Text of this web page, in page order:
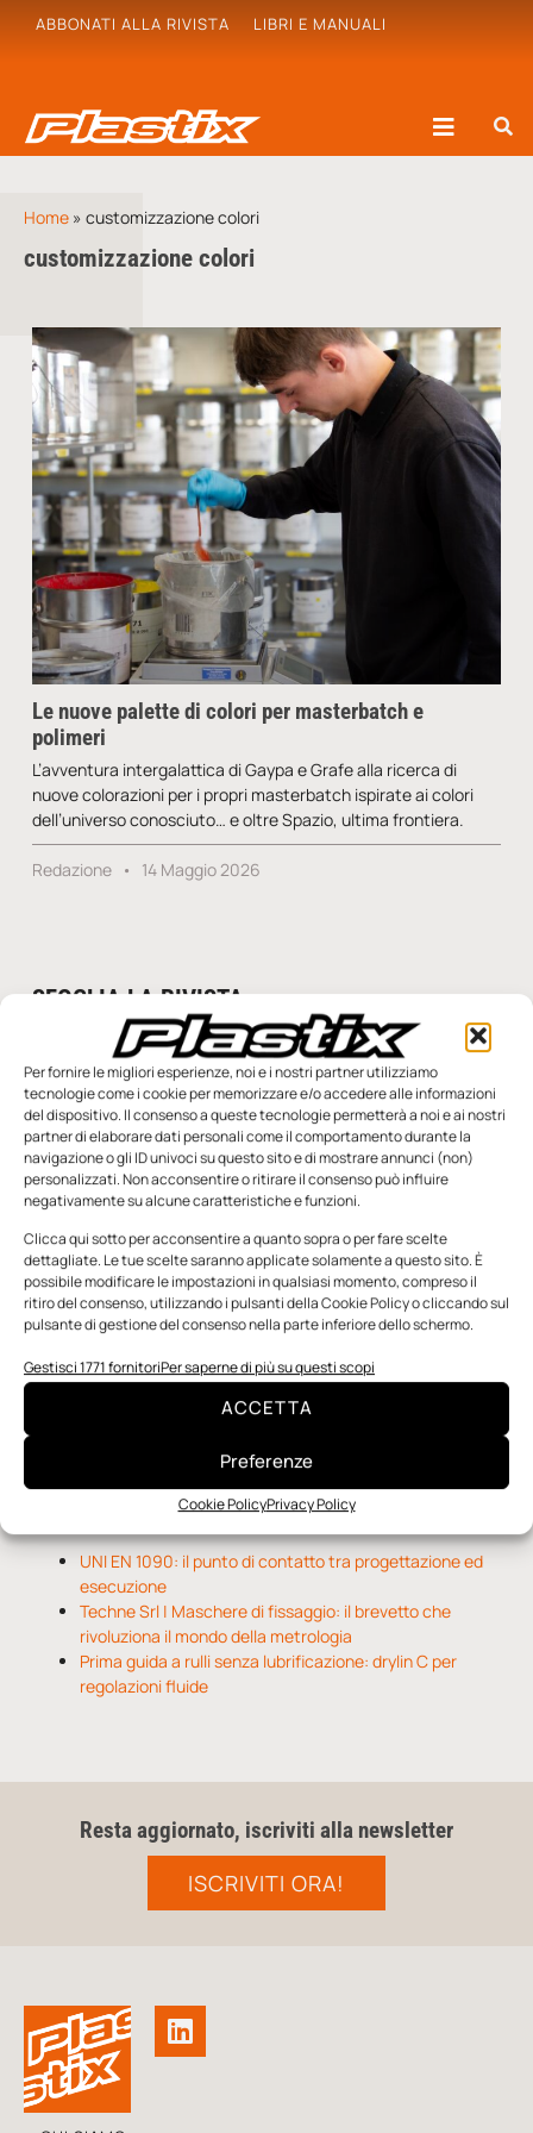
Per fornire le migliori esperienze, noi e i nostri partner utilizziamo
tecnologie come i cookie per memorizzare e/o accedere alle informazioni
del dispositivo. Il consenso a queste tecnologie permetterà a noi e ai nostri
partner di elaborare dati personali come il comportamento durante la
navigazione o gli ID univoci su questo sito e di mostrare annunci (non)
personalizzati. Non acconsentire o ritirare il consenso può influire
negativamente su alcune caratteristiche e funzioni.
Clicca qui sotto per acconsentire a quanto sopra o per fare scelte
dettagliate. Le tue scelte saranno applicate solamente a questo sito. È
possibile modificare le impostazioni in qualsiasi momento, compreso il
ritiro del consenso, utilizzando i pulsanti della Cookie Policy o cliccando sul
pulsante di gestione del consenso nella parte inferiore dello schermo.
Gestisci 1771 fornitoriPer saperne di più su questi scopi
ACCETTA
Preferenze
Cookie PolicyPrivacy Policy
ABBONATI ALLA RIVISTA LIBRI E MANUALI
Home » customizzazione colori
customizzazione colori
Le nuove palette di colori per masterbatch e
polimeri
L’avventura intergalattica di Gaypa e Grafe alla ricerca di
nuove colorazioni per i propri masterbatch ispirate ai colori
dell’universo conosciuto… e oltre Spazio, ultima frontiera.
Redazione 14 Maggio 2026
SFOGLIA LA RIVISTA
n.5 - Giugno 2026 n.4 - Maggio 2026 n.3 - Aprile 2026
Edicola Web
Applicazioni della fluidodinamica computazionale (CFD)
Notizie da Il Progettista Industriale
UNI EN 1090: il punto di contatto tra progettazione ed
esecuzione
Techne Srl | Maschere di fissaggio: il brevetto che
rivoluziona il mondo della metrologia
Prima guida a rulli senza lubrificazione: drylin C per
regolazioni fluide
Resta aggiornato, iscriviti alla newsletter
ISCRIVITI ORA!